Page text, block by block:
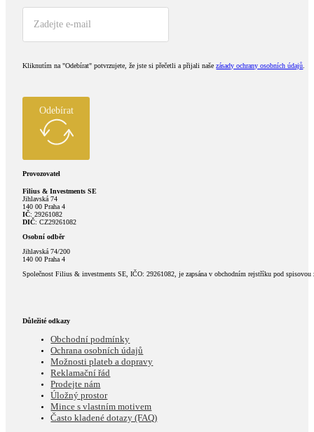
Kliknutím na "Odebírat" potvrzujete, že jste si přečetli a přijali našezásady ochrany osobních údajů
Odebírat
Provozovatel
Filius & Investments SE
Jihlavská 74
140 00 Praha 4
IČ: 29261082
DIČ: CZ29261082
Osobní odběr
Jihlavská 74/200
140 00 Praha 4
Společnost Filius & investments SE, IČO: 29261082, je zapsána v obchodním rejstříku pod spisovou
Důležité odkazy
Obchodní podmínky
Ochrana osobních údajů
Možnosti plateb a dopravy
Reklamační řád
Prodejte nám
Úložný prostor
Mince s vlastním motivem
Často kladené dotazy (FAQ)